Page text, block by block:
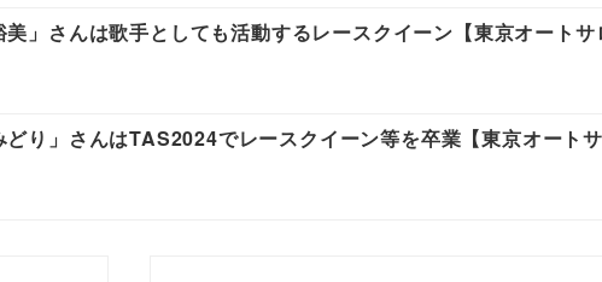
」さんは歌手としても活動するレースクイーン【東京オートサ
り」さんはTAS2024でレースクイーン等を卒業【東京オート